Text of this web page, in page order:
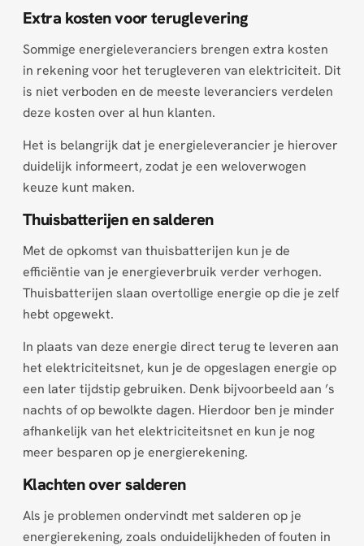
Extra kosten voor teruglevering
Sommige energieleveranciers brengen extra kosten
in rekening voor het terugleveren van elektriciteit. Dit
is niet verboden en de meeste leveranciers verdelen
deze kosten over al hun klanten.
Het is belangrijk dat je energieleverancier je hierover
duidelijk informeert, zodat je een weloverwogen
keuze kunt maken.
Thuisbatterijen en salderen
Met de opkomst van thuisbatterijen kun je de
efficiëntie van je energieverbruik verder verhogen.
Thuisbatterijen slaan overtollige energie op die je zelf
hebt opgewekt.
In plaats van deze energie direct terug te leveren aan
het elektriciteitsnet, kun je de opgeslagen energie op
een later tijdstip gebruiken. Denk bijvoorbeeld aan ’s
nachts of op bewolkte dagen. Hierdoor ben je minder
afhankelijk van het elektriciteitsnet en kun je nog
meer besparen op je energierekening.
Klachten over salderen
Als je problemen ondervindt met salderen op je
energierekening, zoals onduidelijkheden of fouten in